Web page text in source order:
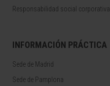
Responsabilidad social corporativa
INFORMACIÓN PRÁCTICA
Sede de Madrid
Sede de Pamplona